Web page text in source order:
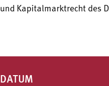
und Kapitalmarktrecht des
DATUM